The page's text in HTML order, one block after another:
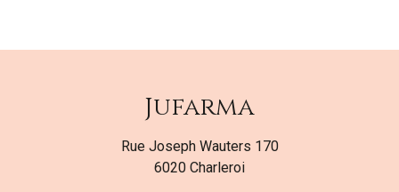
Jufarma
Rue Joseph Wauters 170
6020 Charleroi